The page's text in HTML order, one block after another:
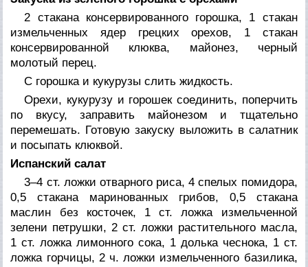
2 стакана консервированного горошка, 1 стакан
измельченных ядер грецких орехов, 1 стакан
консервированной клюква, майонез, черный
молотый перец.
С горошка и кукурузы слить жидкость.
Орехи, кукурузу и горошек соединить, поперчить
по вкусу, заправить майонезом и тщательно
перемешать. Готовую закуску выложить в салатник
и посыпать клюквой.
Испанский салат
3–4 ст. ложки отварного риса, 4 спелых помидора,
0,5 стакана маринованных грибов, 0,5 стакана
маслин без косточек, 1 ст. ложка измельченной
зелени петрушки, 2 ст. ложки растительного масла,
1 ст. ложка лимонного сока, 1 долька чеснока, 1 ст.
ложка горчицы, 2 ч. ложки измельченного базилика,